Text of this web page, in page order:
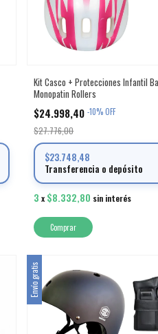
Kit Casco + Protecciones Infantil
Monopatin Rollers
$24.998,40-10%OFF
$27.776,00
$23.748,48
Transferencia o depósito
3 x $8.332,80 sin interés
Comprar
Envío gratis